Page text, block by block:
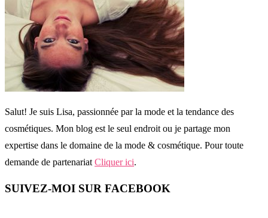
Salut! Je suis Lisa, passionnée par la mode et la tendance des
cosmétiques. Mon blog est le seul endroit ou je partage mon
expertise dans le domaine de la mode & cosmétique. Pour toute
demande de partenariat Cliquer ici.
SUIVEZ-MOI SUR FACEBOOK